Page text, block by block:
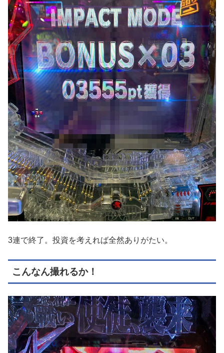
3連で終了。投資を考えれば全然ありがたい。
こんなん撮れるか！